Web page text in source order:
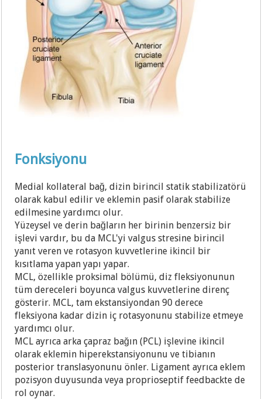
Fonksiyonu
Medial kollateral bağ, dizin birincil statik stabilizatörü
olarak kabul edilir ve eklemin pasif olarak stabilize
edilmesine yardımcı olur.
Yüzeysel ve derin bağların her birinin benzersiz bir
işlevi vardır, bu da MCL'yi valgus stresine birincil
yanıt veren ve rotasyon kuvvetlerine ikincil bir
kısıtlama yapan yapı yapar.
MCL, özellikle proksimal bölümü, diz fleksiyonunun
tüm dereceleri boyunca valgus kuvvetlerine direnç
gösterir. MCL, tam ekstansiyondan 90 derece
fleksiyona kadar dizin iç rotasyonunu stabilize etmeye
yardımcı olur.
MCL ayrıca arka çapraz bağın (PCL) işlevine ikincil
olarak eklemin hiperekstansiyonunu ve tibianın
posterior translasyonunu önler. Ligament ayrıca eklem
pozisyon duyusunda veya proprioseptif feedbackte de
rol oynar.